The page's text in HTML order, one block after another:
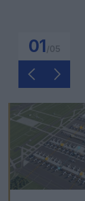
01